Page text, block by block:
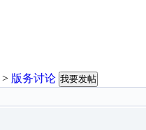
> 版务讨论 我要发帖